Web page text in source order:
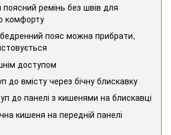
ремінь без швів для
комфорту
пояс можна прибрати,
доступом
до вмісту через бічну блискавку
до панелі з кишенями на блискавці
кишеня на передній панелі